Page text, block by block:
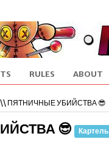
RULES ABOUT
\\ ПЯТНИЧНЫЕ УБИЙСТВА 😎
😎 Картель